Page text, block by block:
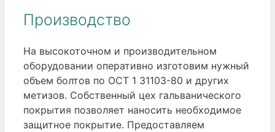
Производство
На высокоточном и производительном
оборудовании оперативно изготовим нужный
объем болтов по ОСТ 1 31103-80 и других
метизов. Собственный цех гальванического
покрытия позволяет наносить необходимое
защитное покрытие. Предоставляем